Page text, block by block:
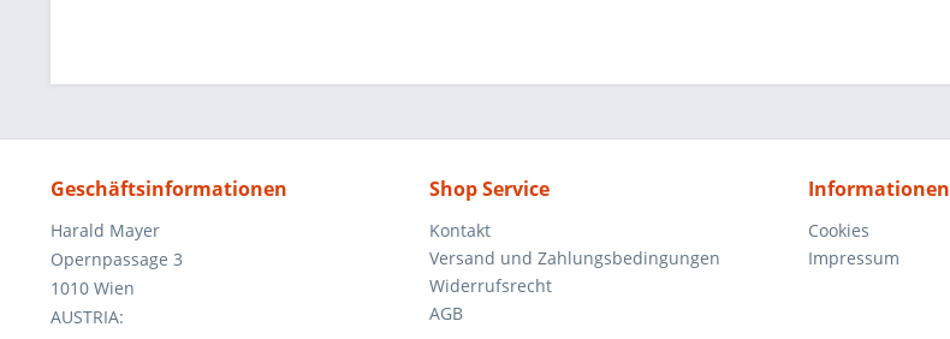
Geschäftsinformationen
Harald Mayer
Opernpassage 3
1010 Wien
AUSTRIA:
Shop Service
Kontakt
Versand und Zahlungsbedingungen
Widerrufsrecht
AGB
Informationen
Cookies
Impressum